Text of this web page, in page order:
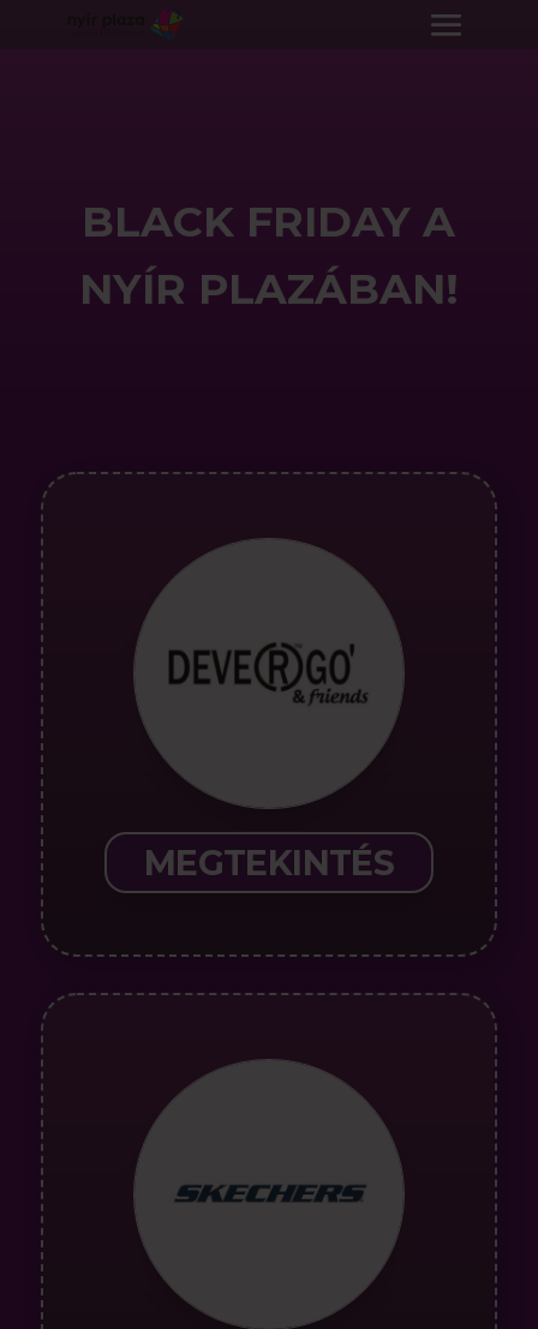
BLACK FRIDAY A
NYÍR PLAZÁBAN!
MEGTEKINTÉS